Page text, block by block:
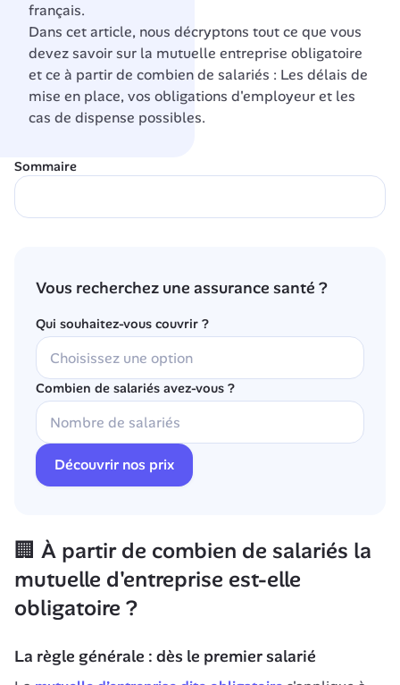
français.
Dans cet article, nous décryptons tout ce que vous
devez savoir sur la mutuelle entreprise obligatoire
et ce à partir de combien de salariés : Les délais de
mise en place, vos obligations d'employeur et les
cas de dispense possibles.
Sommaire
Vous recherchez une assurance santé ?
Qui souhaitez-vous couvrir ?
Combien de salariés avez-vous ?
Découvrir nos prix
🏢 À partir de combien de salariés la
mutuelle d'entreprise est-elle
obligatoire ?
La règle générale : dès le premier salarié